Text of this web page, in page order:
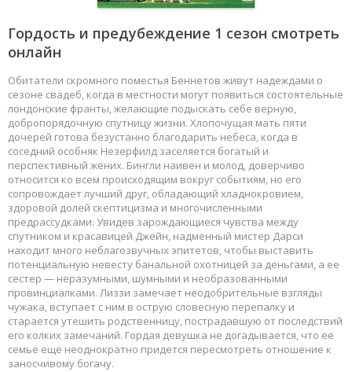
Гордость и предубеждение 1 сезон смотреть
онлайн
Обитатели скромного поместья Беннетов живут надеждами о
сезоне свадеб, когда в местности могут появиться состоятельные
лондонские франты, желающие подыскать себе верную,
добропорядочную спутницу жизни. Хлопочущая мать пяти
дочерей готова безустанно благодарить небеса, когда в
соседний особняк Незерфилд заселяется богатый и
перспективный жених. Бингли наивен и молод, доверчиво
относится ко всем происходящим вокруг событиям, но его
сопровождает лучший друг, обладающий хладнокровием,
здоровой долей скептицизма и многочисленными
предрассудками. Увидев зарождающиеся чувства между
спутником и красавицей Джейн, надменный мистер Дарси
находит много неблагозвучных эпитетов, чтобы выставить
потенциальную невесту банальной охотницей за деньгами, а ее
сестер — неразумными, шумными и необразованными
провинциалками. Лиззи замечает неодобрительные взгляды
чужака, вступает с ним в острую словесную перепалку и
старается утешить родственницу, пострадавшую от последствий
его колких замечаний. Гордая девушка не догадывается, что ее
семье еще неоднократно придется пересмотреть отношение к
заносчивому богачу.